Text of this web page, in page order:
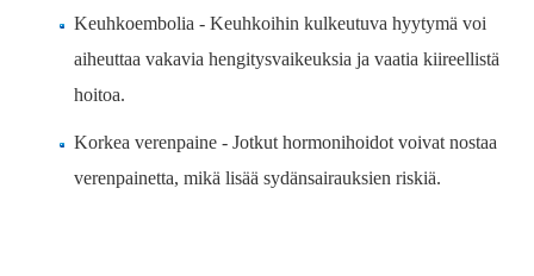
Keuhkoembolia - Keuhkoihin kulkeutuva hyytymä voi
aiheuttaa vakavia hengitysvaikeuksia ja vaatia kiireellistä
hoitoa.
Korkea verenpaine - Jotkut hormonihoidot voivat nostaa
verenpainetta, mikä lisää sydänsairauksien riskiä.